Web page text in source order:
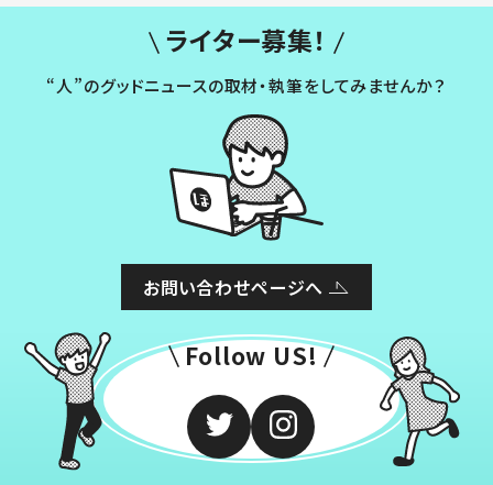
ライター募集！
“人”のグッドニュースの取材・執筆をしてみませんか？
お問い合わせページへ
Follow US!